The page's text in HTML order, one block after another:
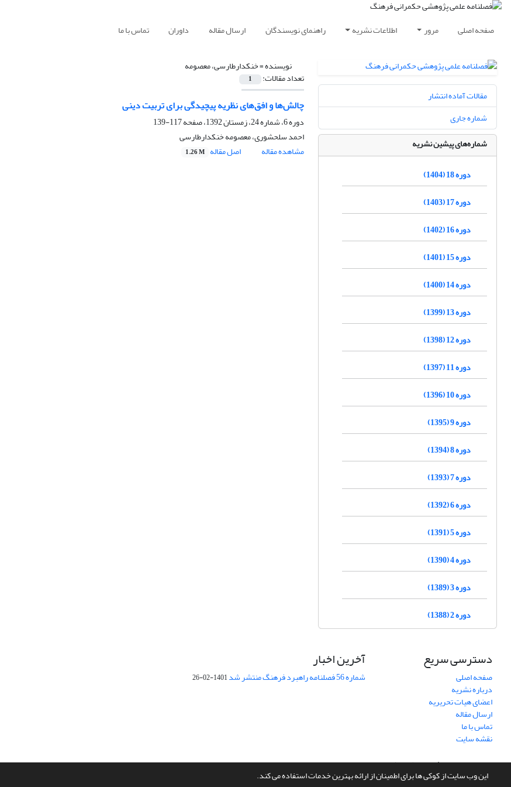
این وب سایت از کوکی ها برای اطمینان از ارائه بهترین خدمات استفاده می کند.
صفحه اصلی مرور اطلاعات نشریه راهنمای نویسندگان ارسال مقاله داوران تماس با ما
نویسنده =خنکدارطارسی، معصومه
تعداد مقالات: 1
چالش‌ها و افق‌های نظریه پیچیدگی برای تربیت دینی
دوره 6، شماره 24، زمستان 1392، صفحه
117-139
احمد سلحشوری، معصومه خنکدارطارسی
مشاهده مقاله
اصل مقاله 1.26 M
مقالات آماده انتشار
شماره جاری
شماره‌های پیشین نشریه
دوره 18 (1404)
دوره 17 (1403)
دوره 16 (1402)
دوره 15 (1401)
دوره 14 (1400)
دوره 13 (1399)
دوره 12 (1398)
دوره 11 (1397)
دوره 10 (1396)
دوره 9 (1395)
دوره 8 (1394)
دوره 7 (1393)
دوره 6 (1392)
دوره 5 (1391)
دوره 4 (1390)
دوره 3 (1389)
دوره 2 (1388)
دسترسی سریع
صفحه اصلی
درباره نشریه
اعضای هیات تحریریه
ارسال مقاله
تماس با ما
نقشه سایت
آخرین اخبار
شماره 56 فصلنامه راهبرد فرهنگ منتشر شد 1401-02-26
سامانه مدیریت نشریات علمی.طراحی و پیاده سازی ازسیناوب